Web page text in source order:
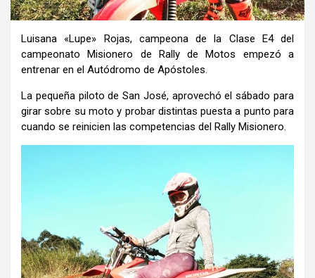
Luisana «Lupe» Rojas, campeona de la Clase E4 del
campeonato Misionero de Rally de Motos empezó a
entrenar en el Autódromo de Apóstoles.
La pequeña piloto de San José, aprovechó el sábado para
girar sobre su moto y probar distintas puesta a punto para
cuando se reinicien las competencias del Rally Misionero.